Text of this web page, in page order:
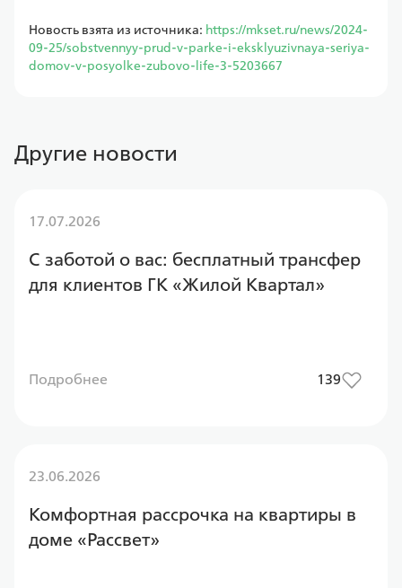
Новость взята из источника: https://mkset.ru/news/2024-
09-25/sobstvennyy-prud-v-parke-i-eksklyuzivnaya-seriya-
domov-v-posyolke-zubovo-life-3-5203667
Другие новости
17.07.2026
С заботой о вас: бесплатный трансфер
для клиентов ГК «Жилой Квартал»
Подробнее 139
23.06.2026
Комфортная рассрочка на квартиры в
доме «Рассвет»